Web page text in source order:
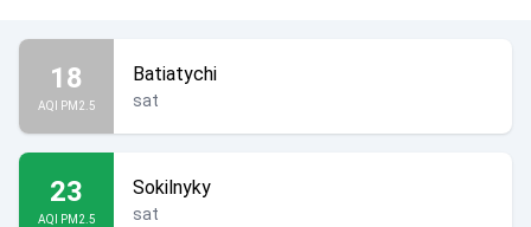
18
AQI PM2.5
Batiatychi
sat
23
AQI PM2.5
Sokilnyky
sat